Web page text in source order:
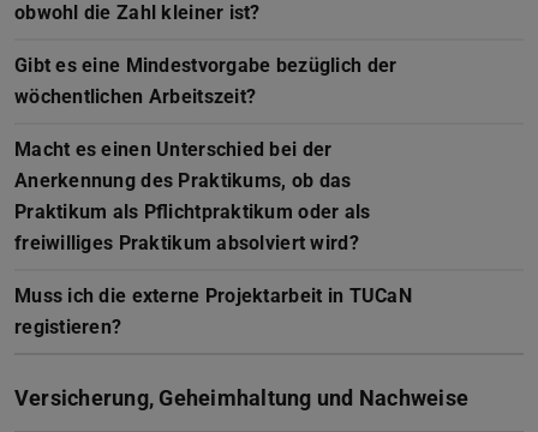
obwohl die Zahl kleiner ist?
Gibt es eine Mindestvorgabe bezüglich der
wöchentlichen Arbeitszeit?
Macht es einen Unterschied bei der
Anerkennung des Praktikums, ob das
Praktikum als Pflichtpraktikum oder als
freiwilliges Praktikum absolviert wird?
Muss ich die externe Projektarbeit in TUCaN
registieren?
Versicherung, Geheimhaltung und Nachweise